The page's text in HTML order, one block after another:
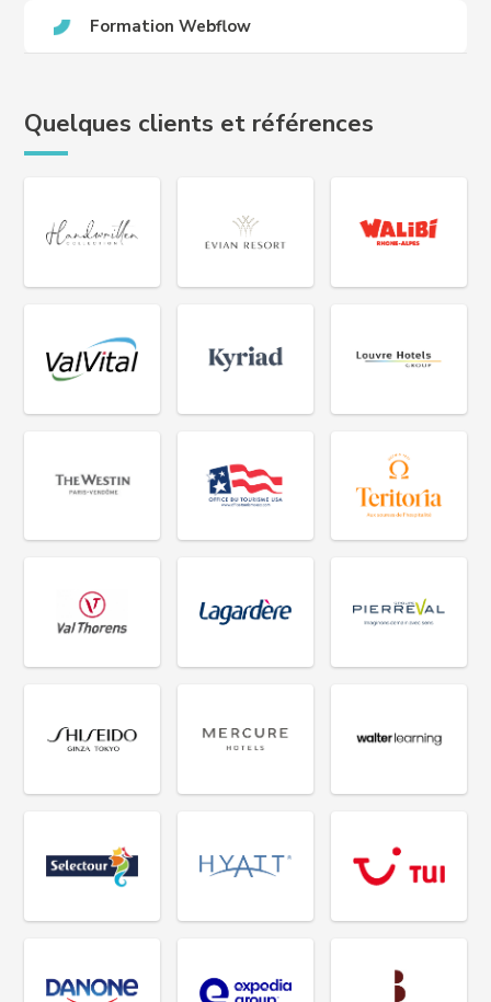
Formation Webflow
Quelques clients et références